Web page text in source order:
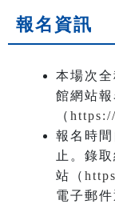
報名資訊
本場次
館網站報
（
報名時
止。錄
站（
電子郵件